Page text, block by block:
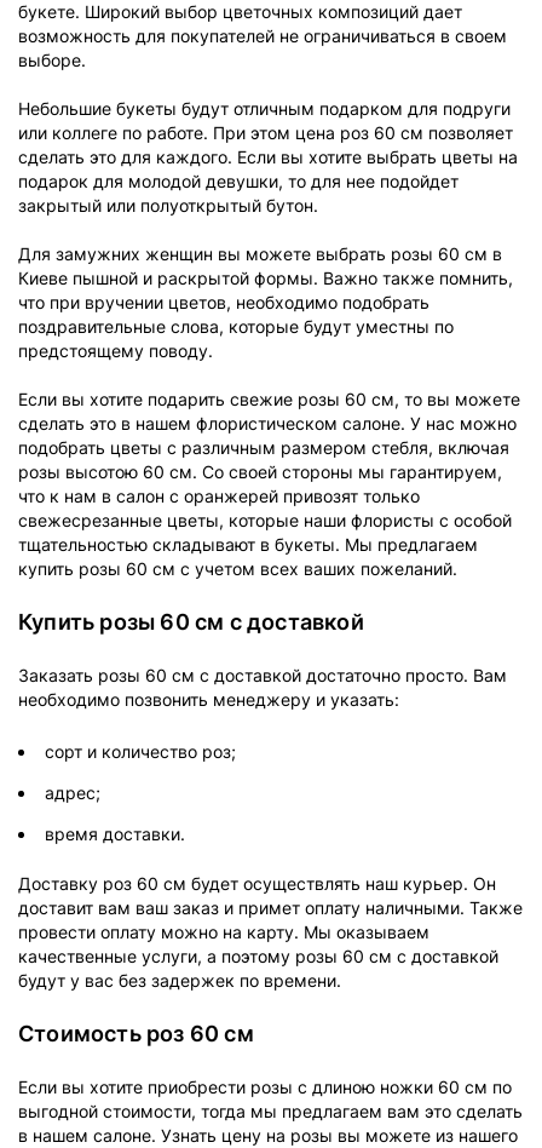
букете. Широкий выбор цветочных композиций дает
возможность для покупателей не ограничиваться в своем
выборе.
Небольшие букеты будут отличным подарком для подруги
или коллеге по работе. При этом цена роз 60 см позволяет
сделать это для каждого. Если вы хотите выбрать цветы на
подарок для молодой девушки, то для нее подойдет
закрытый или полуоткрытый бутон.
Для замужних женщин вы можете выбрать розы 60 см в
Киеве пышной и раскрытой формы. Важно также помнить,
что при вручении цветов, необходимо подобрать
поздравительные слова, которые будут уместны по
предстоящему поводу.
Если вы хотите подарить свежие розы 60 см, то вы можете
сделать это в нашем флористическом салоне. У нас можно
подобрать цветы с различным размером стебля, включая
розы высотою 60 см. Со своей стороны мы гарантируем,
что к нам в салон с оранжерей привозят только
свежесрезанные цветы, которые наши флористы с особой
тщательностью складывают в букеты. Мы предлагаем
купить розы 60 см с учетом всех ваших пожеланий.
Купить розы 60 см с доставкой
Заказать розы 60 см с доставкой достаточно просто. Вам
необходимо позвонить менеджеру и указать:
сорт и количество роз;
адрес;
время доставки.
Доставку роз 60 см будет осуществлять наш курьер. Он
доставит вам ваш заказ и примет оплату наличными. Также
провести оплату можно на карту. Мы оказываем
качественные услуги, а поэтому розы 60 см с доставкой
будут у вас без задержек по времени.
Стоимость роз 60 см
Если вы хотите приобрести розы с длиною ножки 60 см по
выгодной стоимости, тогда мы предлагаем вам это сделать
в нашем салоне. Узнать цену на розы вы можете из нашего